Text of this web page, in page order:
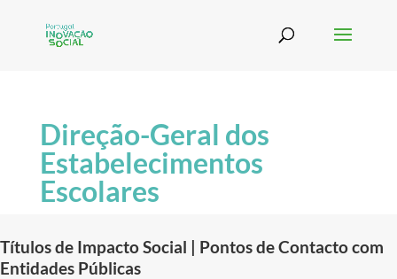
Direção-Geral dos
Estabelecimentos
Escolares
Títulos de Impacto Social | Pontos de Contacto com
Entidades Públicas